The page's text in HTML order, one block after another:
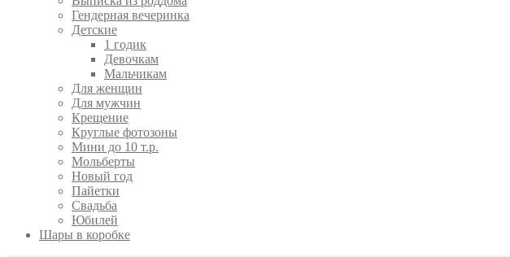
Гендерная вечеринка
Детские
1 годик
Девочкам
Мальчикам
Для женщин
Для мужчин
Крещение
Круглые фотозоны
Мини до 10 т.р.
Мольберты
Новый год
Пайетки
Свадьба
Юбилей
Шары в коробке